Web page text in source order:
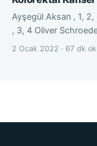
Ayşegül Aksan , 1,
, 3, 4 Oliver
2 Ocak 2022 · 67 dk